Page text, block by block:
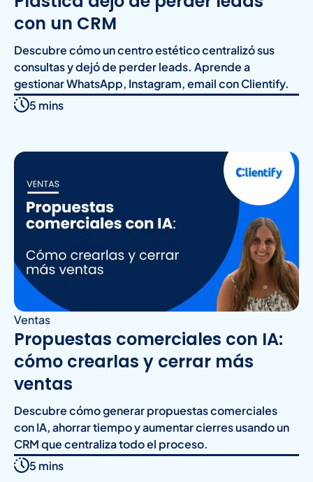
con un CRM
Descubre cómo un centro estético centralizó sus
consultas y dejó de perder leads. Aprende a
gestionar WhatsApp, Instagram, email con Clientify.
5 mins
Ventas
Propuestas comerciales con IA:
cómo crearlas y cerrar más
ventas
Descubre cómo generar propuestas comerciales
con IA, ahorrar tiempo y aumentar cierres usando un
CRM que centraliza todo el proceso.
5 mins